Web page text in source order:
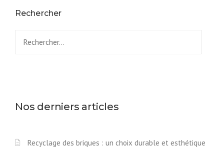
Rechercher
Nos derniers articles
Recyclage des briques : un choix durable et esthétique